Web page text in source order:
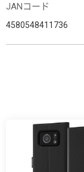
JANコード
4580548411736